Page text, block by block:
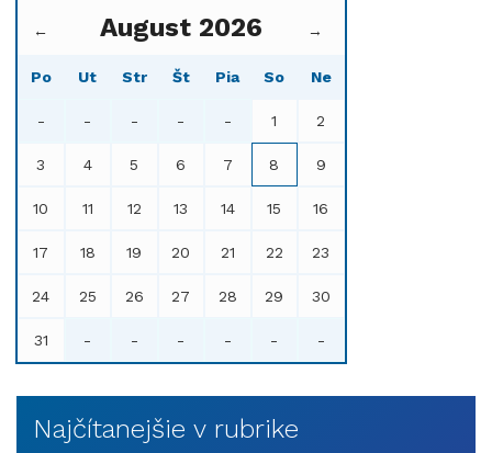
← August 2026 →
Po Ut Str Št Pia So Ne
- - - - - 1 2
3 4 5 6 7 8 9
10 11 12 13 14 15 16
17 18 19 20 21 22 23
24 25 26 27 28 29 30
31 - - - - - -
Najčítanejšie v rubrike